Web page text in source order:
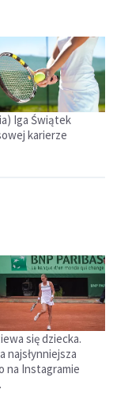
Iga Świątek
karierze
się dziecka.
najsłynniejsza
na Instagramie